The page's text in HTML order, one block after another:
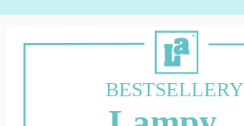
BESTSELLERY